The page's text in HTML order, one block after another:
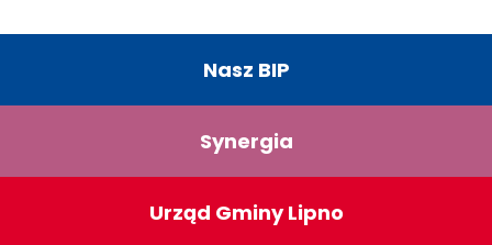
Nasz BIP
Synergia
Urząd Gminy Lipno